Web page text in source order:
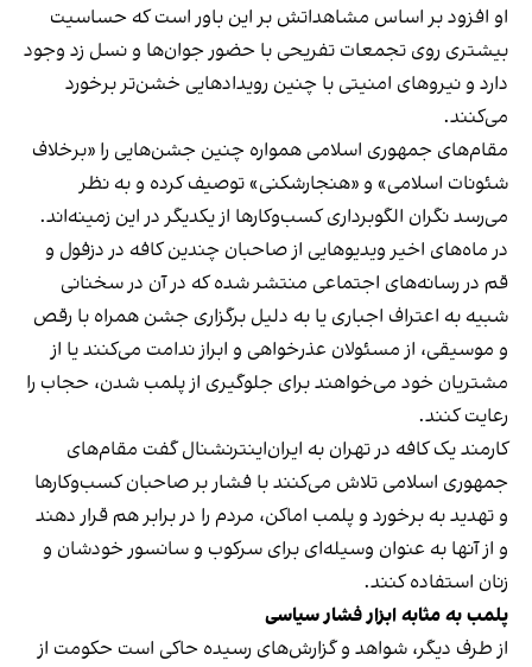
او افزود بر اساس مشاهداتش بر این باور است که حساسیت
بیشتری روی تجمعات تفریحی با حضور جوان‌ها و نسل زد وجود
دارد و نیروهای امنیتی با چنین رویدادهایی خشن‌تر برخورد
می‌کنند.
مقام‌های جمهوری اسلامی همواره چنین جشن‌هایی را «برخلاف
شئونات اسلامی» و «هنجارشکنی» توصیف کرده و به نظر
می‌رسد نگران الگوبرداری کسب‌وکارها از یکدیگر در این زمینه‌اند.
در ماه‌های اخیر ویدیوهایی از صاحبان چندین کافه در دزفول و
قم در رسانه‌های اجتماعی منتشر شده که در آن در سخنانی
شبیه به اعتراف اجباری یا به دلیل برگزاری جشن همراه با رقص
و موسیقی، از مسئولان عذرخواهی و ابراز ندامت می‌کنند یا از
مشتریان خود می‌خواهند برای جلوگیری از پلمب شدن، حجاب را
رعایت کنند.
کارمند یک کافه در تهران به ایران‌اینترنشنال گفت مقام‌های
جمهوری اسلامی تلاش می‌کنند با فشار بر صاحبان کسب‌وکارها
و تهدید به برخورد و پلمب اماکن، مردم را در برابر هم قرار دهند
و از آنها به عنوان وسیله‌ای برای سرکوب و سانسور خودشان و
زنان استفاده کنند.
پلمب به مثابه ابزار فشار سیاسی
از طرف دیگر، شواهد و گزارش‌های رسیده حاکی است حکومت از